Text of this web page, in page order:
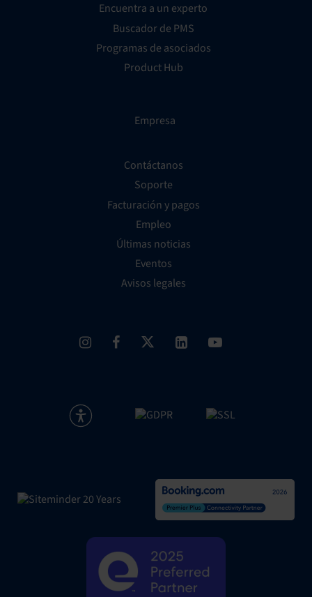
Encuentra a un experto
Buscador de PMS
Programas de asociados
Product Hub
Empresa
Contáctanos
Soporte
Facturación y pagos
Empleo
Últimas noticias
Eventos
Avisos legales